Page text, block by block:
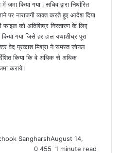
किया गया l सचिव द्वारा निर्धारित
पर नाराजगी व्यक्त करते हुए आदेश दिया
फाइल को अतिशिघ्र निस्तारण के लिए
किया गया जिसे हर हाल यथाशीघ्र पूरा
वेद प्रकाश मिश्रा ने समस्त जोनल
किया कि वे अधिक से अधिक
कराये।
SangharshAugust 14,
0 455 1 minute read